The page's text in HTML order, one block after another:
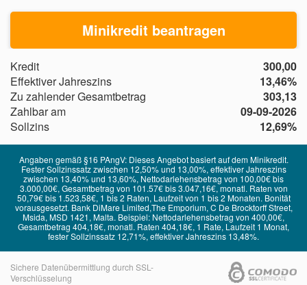
Minikredit beantragen
Kredit
300,00
Effektiver Jahreszins
13,46%
Zu zahlender Gesamtbetrag
303,13
Zahlbar am
09-09-2026
Sollzins
12,69%
Angaben gemäß §16 PAngV: Dieses Angebot basiert auf dem Minikredit.
Fester Sollzinssatz zwischen 12,50% und 13,00%, effektiver Jahreszins
zwischen 13,40% und 13,60%, Nettodarlehensbetrag von 100,00€ bis
3.000,00€, Gesamtbetrag von 101.57€ bis 3.047,16€, monatl. Raten von
50,79€ bis 1.523,58€, 1 bis 2 Raten, Laufzeit von 1 bis 2 Monaten. Bonität
vorausgesetzt. Bank DiMare Limited,The Emporium, C De Brocktorff Street,
Msida, MSD 1421, Malta. Beispiel: Nettodarlehensbetrag von 400,00€,
Gesamtbetrag 404,18€, monatl. Raten 404,18€, 1 Rate, Laufzeit 1 Monat,
fester Sollzinssatz 12,71%, effektiver Jahreszins 13,48%.
Sichere Datenübermittlung durch SSL-
Verschlüsselung